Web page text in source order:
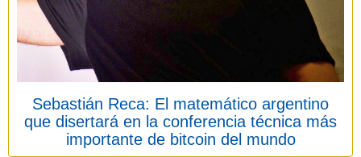
Sebastián Reca: El matemático argentino
que disertará en la conferencia técnica más
importante de bitcoin del mundo